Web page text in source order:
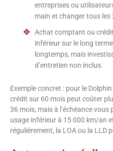
entreprises ou
main et changer tous les
Achat comptant ou
inférieur sur le long
longtemps, mais
d’entretien non inclus.
Exemple concret : pour le
crédit sur 60 mois peut coûter
36 mois, mais à l’échéance vous
usage inférieur à 15 000 km/an
régulièrement, la LOA ou la LLD